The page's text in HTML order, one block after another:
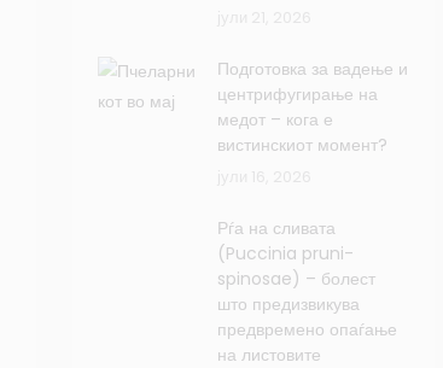
Подготовка за вадење и
центрифугирање на
медот – кога е
вистинскиот момент?
Рѓа на сливата
(Puccinia pruni-
spinosae) – болест
што предизвикува
предвремено опаѓање
на листовите